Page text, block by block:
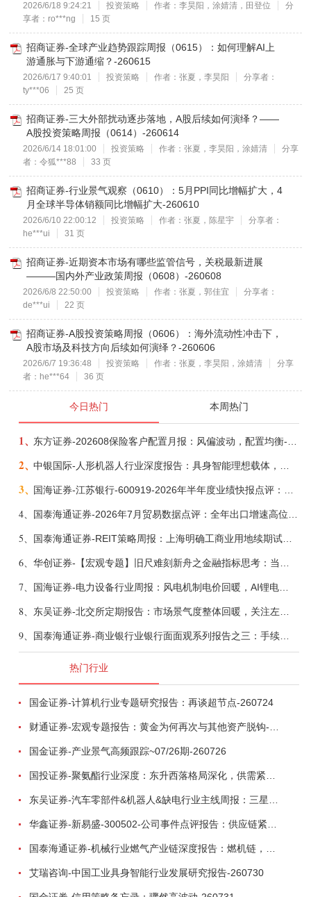
2026/6/18 9:24:21 投资策略 作者：李昊阳，涂婧清，田登位
分
享者：ro***ng
15 页
招商证券-全球产业趋势跟踪周报（0615）：如何理解AI上
游通胀与下游通缩？-260615
2026/6/17 9:40:01 投资策略 作者：张夏，李昊阳
分享者：
ty***06
25 页
招商证券-三大外部扰动逐步落地，A股后续如何演绎？——
A股投资策略周报（0614）-260614
2026/6/14 18:01:00 投资策略 作者：张夏，李昊阳，涂婧清
分享
者：令狐***88
33 页
招商证券-行业景气观察（0610）：5月PPI同比增幅扩大，4
月全球半导体销额同比增幅扩大-260610
2026/6/10 22:00:12 投资策略 作者：张夏，陈星宇
分享者：
he***ui
31 页
招商证券-近期资本市场有哪些监管信号，关税最新进展
———国内外产业政策周报（0608）-260608
2026/6/8 22:50:00 投资策略 作者：张夏，郭佳宜
分享者：
de***ui
22 页
招商证券-A股投资策略周报（0606）：海外流动性冲击下，
A股市场及科技方向后续如何演绎？-260606
2026/6/7 19:36:48 投资策略 作者：张夏，李昊阳，涂婧清
分享
者：he***64
36 页
今日热门 本周热门
1、 东方证券-202608保险客户配置月报：风偏波动，配置均衡-260807
2、 中银国际-人形机器人行业深度报告：具身智能理想载体，奇点渐至未来可期-260808
3、 国海证券-江苏银行-600919-2026年半年度业绩快报点评：营收加速增长，风险抵补能力充足-260807
4、 国泰海通证券-2026年7月贸易数据点评：全年出口增速高位或已现-260807
5、 国泰海通证券-REIT策略周报：上海明确工商业用地续期试行框架-260808
6、 华创证券-【宏观专题】旧尺难刻新舟之金融指标思考：当存款搬家遇到弱债务增长-260807
7、 国海证券-电力设备行业周报：风电机制电价回暖，AI锂电全链维持高景气-260808
8、 东吴证券-北交所定期报告：市场景气度整体回暖，关注左侧窗口机会-260808
9、 国泰海通证券-商业银行业银行面面观系列报告之三：手续费收入，轻资本布局再发力-260808
热门行业
国金证券-计算机行业专题研究报告：再谈超节点-260724
财通证券-宏观专题报告：黄金为何再次与其他资产脱钩-260726
国金证券-产业景气高频跟踪~07/26期-260726
国投证券-聚氨酯行业深度：东升西落格局深化，供需紧平衡驱动盈利修复-260804
东吴证券-汽车零部件&机器人&缺电行业主线周报：三星电子设立RX机器人事业部，GEV披露二季度业绩及扩产计划-260726
华鑫证券-新易盛-300502-公司事件点评报告：供应链紧张逐步缓解，订单交付快速增长-260724
国泰海通证券-机械行业燃气产业链深度报告：燃机链，受益数据中心与能源转型，供需错配下国产厂商迎全球性机遇-260728
艾瑞咨询-中国工业具身智能行业发展研究报告-260730